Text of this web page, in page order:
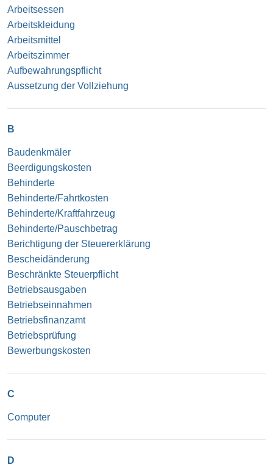
Arbeitsessen
Arbeitskleidung
Arbeitsmittel
Arbeitszimmer
Aufbewahrungspflicht
Aussetzung der Vollziehung
B
Baudenkmäler
Beerdigungskosten
Behinderte
Behinderte/Fahrtkosten
Behinderte/Kraftfahrzeug
Behinderte/Pauschbetrag
Berichtigung der Steuererklärung
Bescheidänderung
Beschränkte Steuerpflicht
Betriebsausgaben
Betriebseinnahmen
Betriebsfinanzamt
Betriebsprüfung
Bewerbungskosten
C
Computer
D